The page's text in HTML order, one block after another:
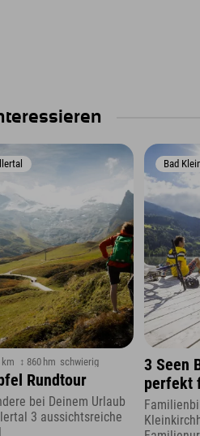
↕ 860 hm schwierig
Rundtour
bei Deinem Urlaub
3 aussichtsreiche
Bad
3 Seen
perfekt